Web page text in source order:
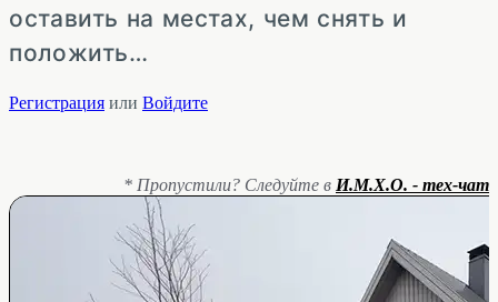
оставить на местах, чем снять и
положить…
Регистрация или Войдите
* Пропустили? Следуйте в И.М.Х.О. - тех-чат